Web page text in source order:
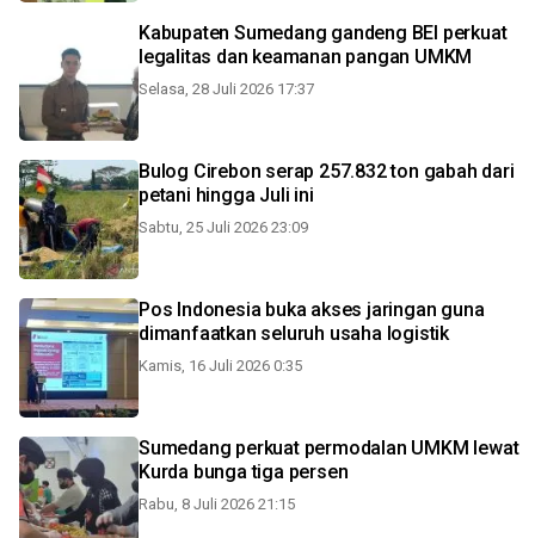
Kabupaten Sumedang gandeng BEI perkuat
legalitas dan keamanan pangan UMKM
Selasa, 28 Juli 2026 17:37
Bulog Cirebon serap 257.832 ton gabah dari
petani hingga Juli ini
Sabtu, 25 Juli 2026 23:09
Pos Indonesia buka akses jaringan guna
dimanfaatkan seluruh usaha logistik
Kamis, 16 Juli 2026 0:35
Sumedang perkuat permodalan UMKM lewat
Kurda bunga tiga persen
Rabu, 8 Juli 2026 21:15